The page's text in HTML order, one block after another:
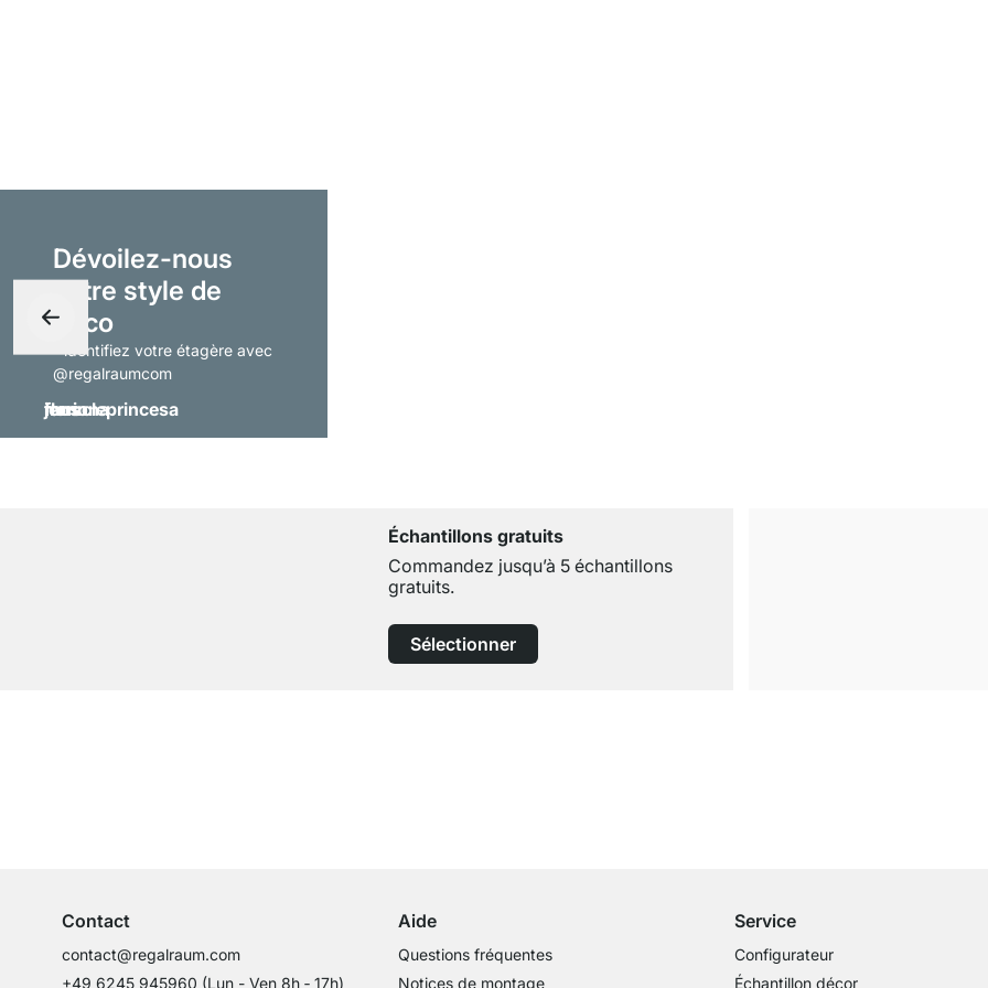
Dévoilez-nous
votre style de
déco
- identifiez votre étagère avec
@regalraumcom
Échantillons gratuits
Commandez jusqu’à 5 échantillons
gratuits.
Sélectionner
Contact
contact@regalraum.com
+49 6245 945960 (Lun - Ven 8h ‑ 17h)
Aide
Questions fréquentes
Notices de montage
Service
Configurateur
Échantillon décor